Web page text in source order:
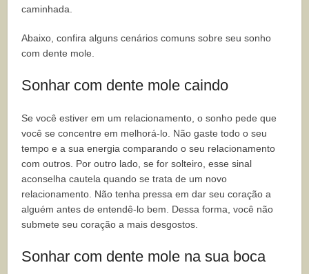
caminhada.
Abaixo, confira alguns cenários comuns sobre seu sonho
com dente mole.
Sonhar com dente mole caindo
Se você estiver em um relacionamento, o sonho pede que
você se concentre em melhorá-lo. Não gaste todo o seu
tempo e a sua energia comparando o seu relacionamento
com outros. Por outro lado, se for solteiro, esse sinal
aconselha cautela quando se trata de um novo
relacionamento. Não tenha pressa em dar seu coração a
alguém antes de entendê-lo bem. Dessa forma, você não
submete seu coração a mais desgostos.
Sonhar com dente mole na sua boca